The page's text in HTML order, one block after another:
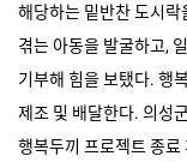
해당하는 밑반찬 도시락
겪는 아동을 발굴하고,
기부해 힘을 보탰다. 행
제조 및 배달한다. 의성
행복두끼 프로젝트 종료